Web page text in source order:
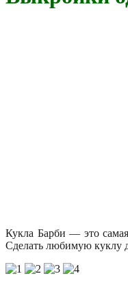
Кукла Барби — это
Сделать любимую куклу